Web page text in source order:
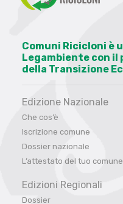
Comuni Ricicloni è
Legambiente con
della Transizione
Edizione Nazionale
Che cos’è
Iscrizione comune
Dossier nazionale
L’attestato del tuo comune
Edizioni Regionali
Dossier